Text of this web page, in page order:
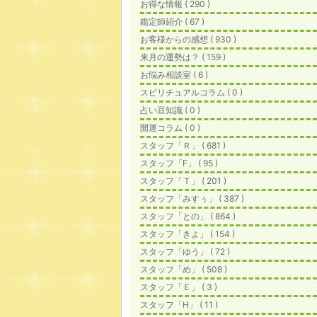
お得な情報 ( 290 )
鑑定師紹介 ( 67 )
お客様からの感想 ( 930 )
来月の運勢は？ ( 159 )
お悩み相談室 ( 6 )
スピリチュアルコラム ( 0 )
占い豆知識 ( 0 )
開運コラム ( 0 )
スタッフ「Ｒ」 ( 681 )
スタッフ「F」 ( 95 )
スタッフ「Ｔ」 ( 201 )
スタッフ「みすぅ」 ( 387 )
スタッフ「との」 ( 864 )
スタッフ「きよ」 ( 154 )
スタッフ「ゆう」 ( 72 )
スタッフ「め」 ( 508 )
スタッフ「Ｅ」 ( 3 )
スタッフ「H」 ( 11 )